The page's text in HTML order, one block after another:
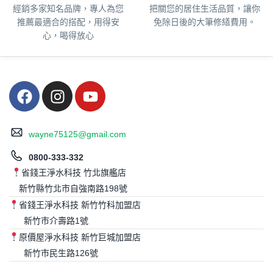
經銷多家知名品牌，專人為您
推薦最適合的搭配，用得安
心，喝得放心
把關您的居住生活品質， 讓你
免除日後的大筆修繕費用。
wayne75125@gmail.com
0800-333-332
省錢王淨水科技 竹北旗艦店
新竹縣竹北市自強南路198號
省錢王淨水科技 新竹竹科加盟店
新竹市介壽路1號
原價屋淨水科技 新竹巨城加盟店
新竹市民生路126號